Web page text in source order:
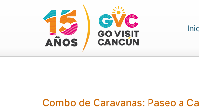
Combo de Caravanas: Paseo a